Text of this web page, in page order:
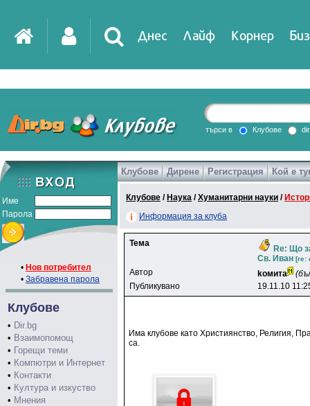
Днес Лайф Корнер
DirTV Impressio
Games
търси в Клубове
Име
Парола
• Нов потребител
• Забравена парола
Клубове
• Dir.bg
• Взаимопомощ
• Горещи теми
• Компютри и Интернет
• Контакти
• Култура и изкуство
• Мнения
Клубове Дирене Регистрация Кой е
Клубове / Наука /Хуманитарни науки /
Информация за клуба
Тема
Re: Що
Св. Иван [re:
Автор koмитa
Публикувано
19.11.10
Има клубове като Християнство, Религия,
са.